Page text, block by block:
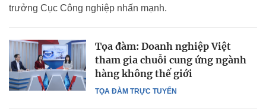
trưởng Cục Công nghiệp nhấn mạnh.
TỌA ĐÀM TRỰC TUYẾN
Tọa đàm: Doanh nghiệp Việt
tham gia chuỗi cung ứng ngành
hàng không thế giới